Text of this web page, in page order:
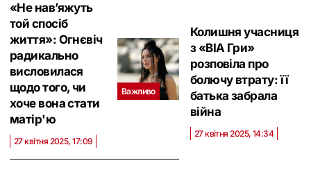
Важливо
«Не нав’яжуть
той спосіб
життя»: Огнєвіч
радикально
висловилася
щодо того, чи
хоче вона стати
матір'ю
27 квітня 2025, 17:09
Колишня учасниця
з «ВІА Гри»
розповіла про
болючу втрату: її
батька забрала
війна
27 квітня 2025, 14:34